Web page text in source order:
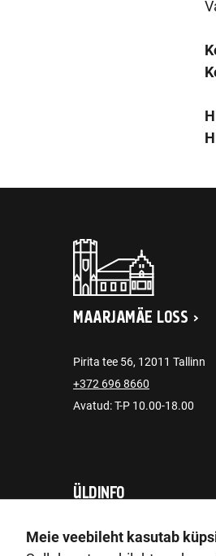
MAARJAMÄE LOSS
Pirita tee 56, 12011 Tallinn
+372 696 8660
Avatud: T-P 10.00-18.00
ÜLDINFO
Meie veebileht kasutab